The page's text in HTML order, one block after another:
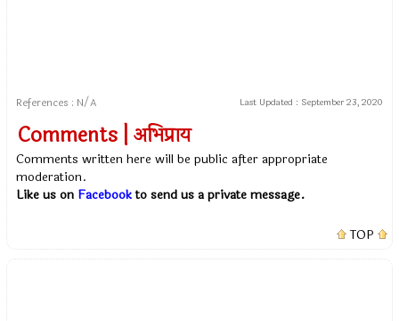
References : N/A Last Updated : September 23, 2020
Comments | अभिप्राय
Comments written here will be public after appropriate
moderation.
Like us on Facebookto send us a private message.
TOP